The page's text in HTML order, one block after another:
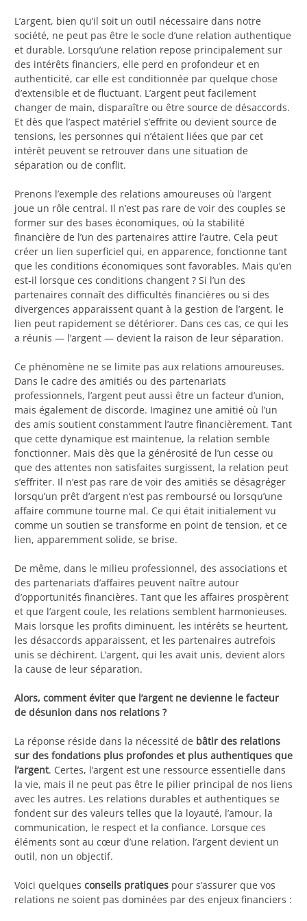
L’argent, bien qu’il soit un outil nécessaire dans notre
société, ne peut pas être le socle d’une relation authentique
et durable. Lorsqu’une relation repose principalement sur
des intérêts financiers, elle perd en profondeur et en
authenticité, car elle est conditionnée par quelque chose
d’extensible et de fluctuant. L’argent peut facilement
changer de main, disparaître ou être source de désaccords.
Et dès que l’aspect matériel s’effrite ou devient source de
tensions, les personnes qui n’étaient liées que par cet
intérêt peuvent se retrouver dans une situation de
séparation ou de conflit.
Prenons l’exemple des relations amoureuses où l’argent
joue un rôle central. Il n’est pas rare de voir des couples se
former sur des bases économiques, où la stabilité
financière de l’un des partenaires attire l’autre. Cela peut
créer un lien superficiel qui, en apparence, fonctionne tant
que les conditions économiques sont favorables. Mais qu’en
est-il lorsque ces conditions changent ? Si l’un des
partenaires connaît des difficultés financières ou si des
divergences apparaissent quant à la gestion de l’argent, le
lien peut rapidement se détériorer. Dans ces cas, ce qui les
a réunis — l’argent — devient la raison de leur séparation.
Ce phénomène ne se limite pas aux relations amoureuses.
Dans le cadre des amitiés ou des partenariats
professionnels, l’argent peut aussi être un facteur d’union,
mais également de discorde. Imaginez une amitié où l’un
des amis soutient constamment l’autre financièrement. Tant
que cette dynamique est maintenue, la relation semble
fonctionner. Mais dès que la générosité de l’un cesse ou
que des attentes non satisfaites surgissent, la relation peut
s’effriter. Il n’est pas rare de voir des amitiés se désagréger
lorsqu’un prêt d’argent n’est pas remboursé ou lorsqu’une
affaire commune tourne mal. Ce qui était initialement vu
comme un soutien se transforme en point de tension, et ce
lien, apparemment solide, se brise.
De même, dans le milieu professionnel, des associations et
des partenariats d’affaires peuvent naître autour
d’opportunités financières. Tant que les affaires prospèrent
et que l’argent coule, les relations semblent harmonieuses.
Mais lorsque les profits diminuent, les intérêts se heurtent,
les désaccords apparaissent, et les partenaires autrefois
unis se déchirent. L’argent, qui les avait unis, devient alors
la cause de leur séparation.
Alors, comment éviter que l’argent ne devienne le facteur
de désunion dans nos relations ?
La réponse réside dans la nécessité de bâtir des relations
sur des fondations plus profondes et plus authentiques que
l’argent. Certes, l’argent est une ressource essentielle dans
la vie, mais il ne peut pas être le pilier principal de nos liens
avec les autres. Les relations durables et authentiques se
fondent sur des valeurs telles que la loyauté, l’amour, la
communication, le respect et la confiance. Lorsque ces
éléments sont au cœur d’une relation, l’argent devient un
outil, non un objectif.
Voici quelques conseils pratiques pour s’assurer que vos
relations ne soient pas dominées par des enjeux financiers :